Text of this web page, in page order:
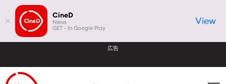
CineD
News
GET - In Google Play
View
広告